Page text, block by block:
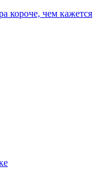
короче, чем кажется